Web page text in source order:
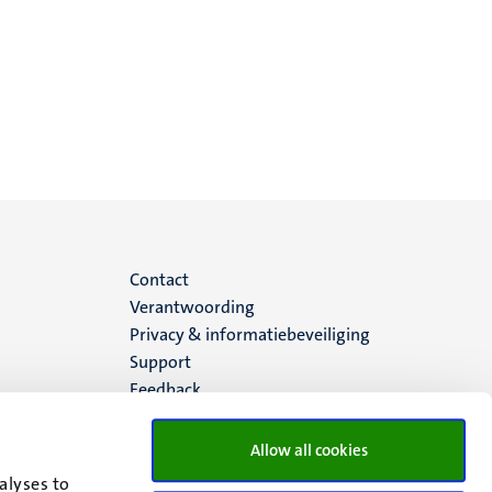
to
Allow all cookies
Menu
footer
(NL)
Contact
Verantwoording
Privacy & informatiebeveiliging
Support
Feedback